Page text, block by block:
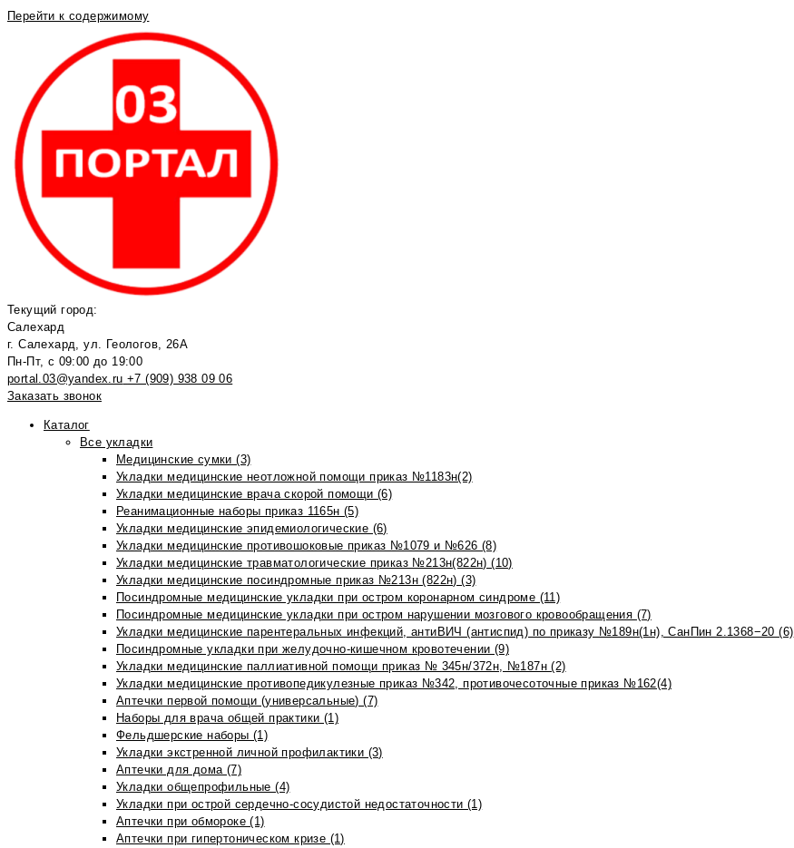
Перейти к содержимому
Текущий город:
Салехард
г. Салехард, ул. Геологов, 26А
Пн-Пт, с 09:00 до 19:00
portal.03@yandex.ru +7 (909) 938 09 06
Заказать звонок
Каталог
Все укладки
Медицинские сумки (3)
Укладки медицинские неотложной помощи приказ №1183н(2)
Укладки медицинские врача скорой помощи (6)
Реанимационные наборы приказ 1165н (5)
Укладки медицинские эпидемиологические (6)
Укладки медицинские противошоковые приказ №1079 и №626 (8)
Укладки медицинские травматологические приказ №213н(822н) (10)
Укладки медицинские посиндромные приказ №213н (822н) (3)
Посиндромные медицинские укладки при остром коронарном синдроме (11)
Посиндромные медицинские укладки при остром нарушении мозгового кровообращения (7)
Укладки медицинские парентеральных инфекций, антиВИЧ (антиспид) по приказу №189н(1н), СанПин 2.1368−20 (6)
Посиндромные укладки при желудочно-кишечном кровотечении (9)
Укладки медицинские паллиативной помощи приказ № 345н/372н, №187н (2)
Укладки медицинские противопедикулезные приказ №342, противочесоточные приказ №162(4)
Аптечки первой помощи (универсальные) (7)
Наборы для врача общей практики (1)
Фельдшерские наборы (1)
Укладки экстренной личной профилактики (3)
Аптечки для дома (7)
Укладки общепрофильные (4)
Укладки при острой сердечно-сосудистой недостаточности (1)
Аптечки при обмороке (1)
Аптечки при гипертоническом кризе (1)